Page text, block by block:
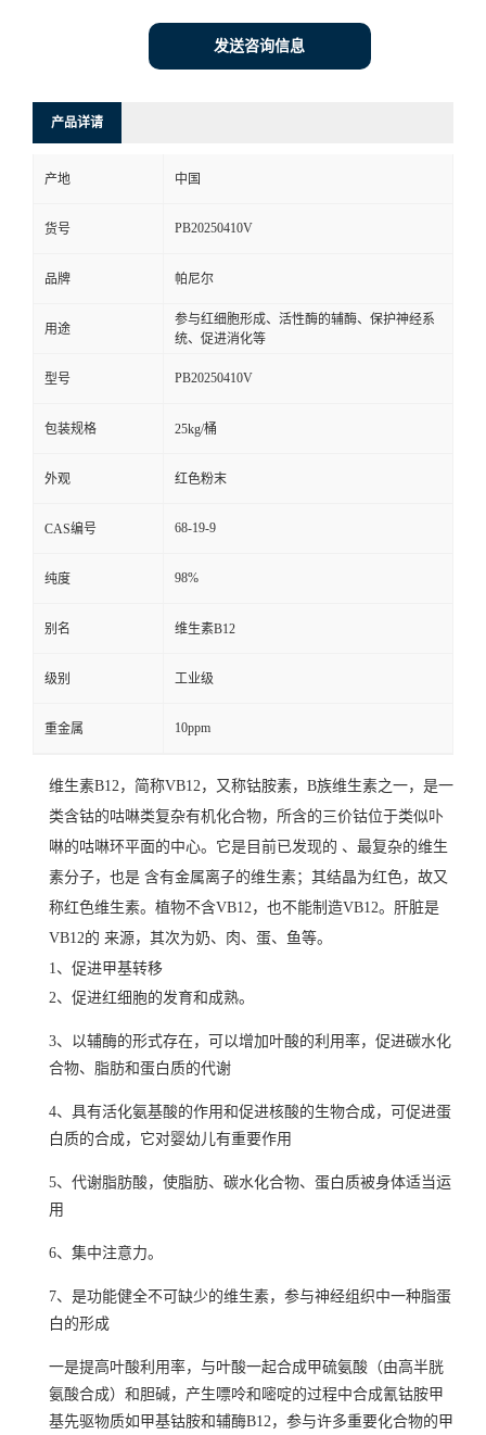
式
发送咨询信息
产品详请
产地 中国
货号 PB20250410V
品牌 帕尼尔
用途
参与红细胞形成、活性酶的辅酶、保护神经系
统、促进消化等
型号 PB20250410V
包装规格 25kg/桶
外观 红色粉末
CAS编号 68-19-9
纯度 98%
别名 维生素B12
级别 工业级
重金属 10ppm
维生素B12，简称VB12，又称钴胺素，B族维生素之一，是一
类含钴的咕啉类复杂有机化合物，所含的三价钴位于类似卟
啉的咕啉环平面的中心。它是目前已发现的 、最复杂的维生
素分子，也是 含有金属离子的维生素；其结晶为红色，故又
称红色维生素。植物不含VB12，也不能制造VB12。肝脏是
VB12的 来源，其次为奶、肉、蛋、鱼等。
1、促进甲基转移
2、促进红细胞的发育和成熟。
3、以辅酶的形式存在，可以增加叶酸的利用率，促进碳水化
合物、脂肪和蛋白质的代谢
4、具有活化氨基酸的作用和促进核酸的生物合成，可促进蛋
白质的合成，它对婴幼儿有重要作用
5、代谢脂肪酸，使脂肪、碳水化合物、蛋白质被身体适当运
用
6、集中注意力。
7、是功能健全不可缺少的维生素，参与神经组织中一种脂蛋
白 的形成
一是提高叶酸利用率，与叶酸一起合成甲硫氨酸（由高半胱
氨酸合成）和 胆碱，产生嘌呤和 嘧啶的过程中合成氰钴胺甲
基先驱物质如甲基钴胺和辅酶B12，参与许多重要化合物的甲